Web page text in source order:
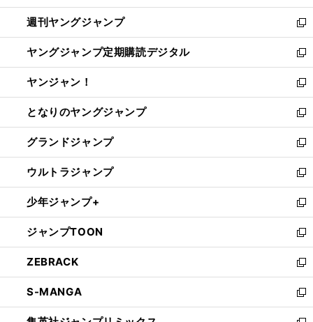
開
く
ウ
で
開
く
ン
ド
ウ
で
開
く
ウ
ィ
ン
ド
ウ
で
開
く
週刊ヤングジャンプ
新
し
い
ウ
ィ
ン
ド
ウ
で
開
く
ヤングジャンプ定期購読デジタル
新
し
い
ウ
ィ
ン
ド
ウ
で
開
く
ヤンジャン！
新
し
い
ウ
ィ
ン
ド
ウ
で
開
く
となりのヤングジャンプ
新
し
い
ウ
ィ
ン
ド
ウ
で
開
く
グランドジャンプ
新
し
い
ウ
ィ
ン
ド
ウ
で
開
く
ウルトラジャンプ
新
し
い
ウ
ィ
ン
ド
ウ
で
開
少年ジャンプ+
新
し
い
ウ
ィ
ン
ド
ウ
ジャンプTOON
新
し
い
ウ
ィ
ン
ZEBRACK
新
し
い
ウ
S-MANGA
新
し